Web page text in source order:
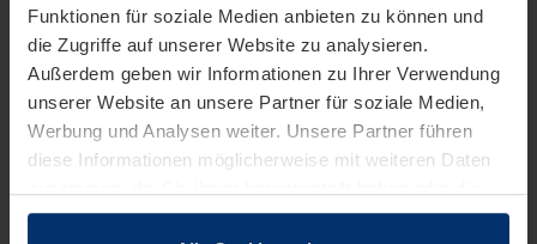
Funktionen für soziale Medien anbieten zu können und
die Zugriffe auf unserer Website zu analysieren.
Außerdem geben wir Informationen zu Ihrer Verwendung
unserer Website an unsere Partner für soziale Medien,
Werbung und Analysen weiter. Unsere Partner führen
diese Informationen möglicherweise mit weiteren Daten
sie im Rahmen Ihrer Nutzung der Dienste gesammelt